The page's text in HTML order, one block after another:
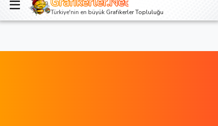
Giriş yap Kayıt ol
Türkiye'nin en büyük Grafikerler Topluluğu